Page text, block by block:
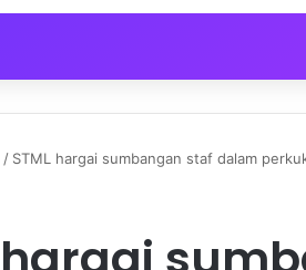
/ STML hargai sumbangan staf dalam